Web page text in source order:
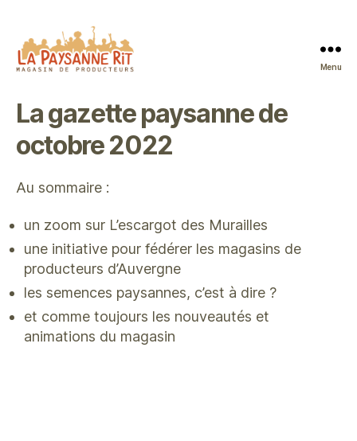
producteurs
Paysanne
à
Menu
La gazette paysanne de
octobre 2022
Au sommaire :
un zoom sur L’escargot des Murailles
une initiative pour fédérer les magasins de
producteurs d’Auvergne
les semences paysannes, c’est à dire ?
et comme toujours les nouveautés et
animations du magasin